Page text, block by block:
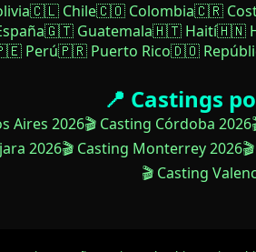
🇨🇱 Chile🇨🇴 Colombia🇨🇷
🇬🇹 Guatemala🇭🇹 Haití🇭🇳
Perú🇵🇷 Puerto Rico🇩🇴
📍 Castings
Aires 2026🎬 Casting Córdoba 2026
2026🎬 Casting Monterrey 2026
🎬 Casting